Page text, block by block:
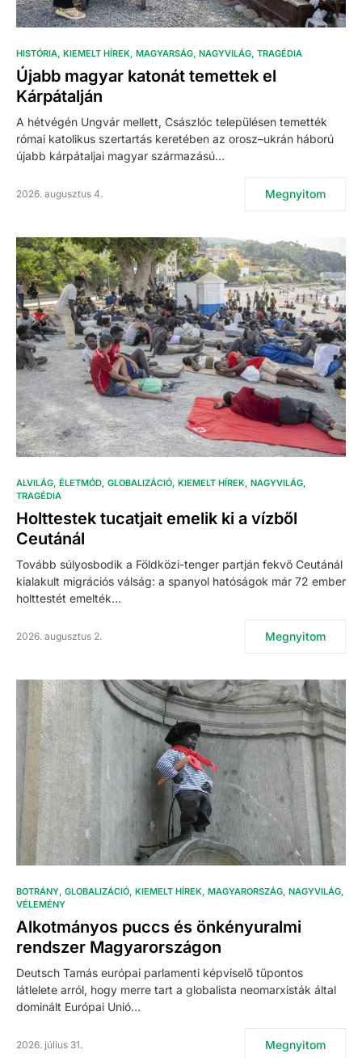
HISTÓRIA KIEMELT HÍREK MAGYARSÁG NAGYVILÁG TRAGÉDIA
Újabb magyar katonát temettek el
Kárpátalján
A hétvégén Ungvár mellett, Császlóc településen temették
római katolikus szertartás keretében az orosz–ukrán háború
újabb kárpátaljai magyar származású…
2026. augusztus 4. Megnyitom
ALVILÁG ÉLETMÓD GLOBALIZÁCIÓ KIEMELT HÍREK NAGYVILÁG
TRAGÉDIA
Holttestek tucatjait emelik ki a vízből
Ceutánál
Tovább súlyosbodik a Földközi-tenger partján fekvő Ceutánál
kialakult migrációs válság: a spanyol hatóságok már 72 ember
holttestét emelték…
2026. augusztus 2. Megnyitom
BOTRÁNY GLOBALIZÁCIÓ KIEMELT HÍREK MAGYARORSZÁG NAGYVILÁG
VÉLEMÉNY
Alkotmányos puccs és önkényuralmi
rendszer Magyarországon
Deutsch Tamás európai parlamenti képviselő tűpontos
látlelete arról, hogy merre tart a globalista neomarxisták által
dominált Európai Unió…
2026. július 31. Megnyitom